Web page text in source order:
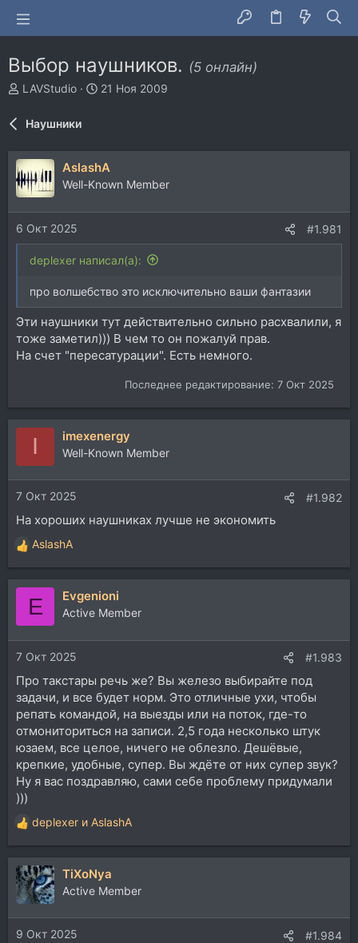
Выбор наушников. (5 онлайн)
А
т
р
т
е
м
LAVStudio
Д
н
а
21 Ноя 2009
Наушники
AslashA
Well-Known Member
6 Окт 2025 #1.981
deplexer написал(а):
про волшебство это исключительно ваши фантазии
Эти наушники тут действительно сильно расхвалили, я
тоже заметил))) В чем то он пожалуй прав.
На счет "пересатурации". Есть немного.
Последнее редактирование: 7 Окт 2025
I imexenergy
Well-Known Member
7 Окт 2025 #1.982
На хороших наушниках лучше не экономить
Р
е
а
и
и
:
AslashA
E Evgenioni
Active Member
7 Окт 2025 #1.983
Про такстары речь же? Вы железо выбирайте под
задачи, и все будет норм. Это отличные ухи, чтобы
репать командой, на выезды или на поток, где-то
отмониториться на записи. 2,5 года несколько штук
юзаем, все целое, ничего не облезло. Дешёвые,
крепкие, удобные, супер. Вы ждёте от них супер звук?
Ну я вас поздравляю, сами себе проблему придумали
)))
Р
е
а
к
ц
и
и
:
deplexer и AslashA
TiXoNya
Active Member
9 Окт 2025 #1.984